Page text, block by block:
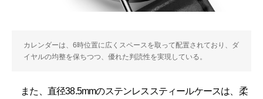
カレンダーは、6時位置に広くスペースを取って配置されており、ダ
イヤルの均整を保ちつつ、優れた判読性を実現している。
また、直径38.5mmのステンレススティールケースは、柔